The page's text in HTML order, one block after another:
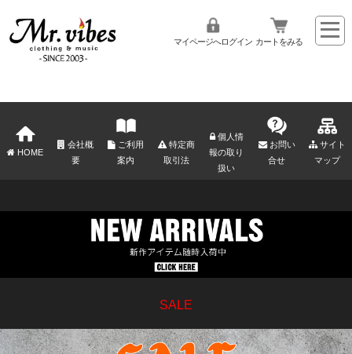
マイページへログイン カートをみる
HOME
会社概
要
ご利用
案内
特定商
取引法
個人情
報の取り
扱い
お問い
合せ
サイト
マップ
SALE